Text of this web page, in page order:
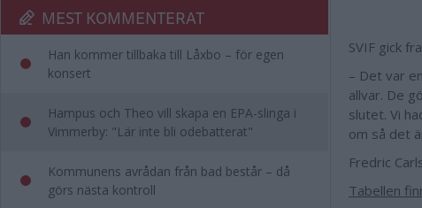
MEST KOMMENTERAT
Han kommer tillbaka till Låxbo – för egen
konsert
Hampus och Theo vill skapa en EPA-slinga i
Vimmerby: "Lär inte bli odebatterat"
Kommunens avrådan från bad består – då
görs nästa kontroll
SVIF gick
– Det var
allvar. De
slutet. Vi
om så det
Fredric
Tabellen